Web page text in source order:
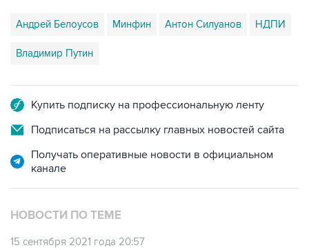
Андрей Белоусов Минфин Антон Силуанов НДПИ
Владимир Путин
Купить подписку на профессиональную ленту
Подписаться на рассылку главных новостей сайта
Получать оперативные новости в официальном
канале
НОВОСТИ ПО ТЕМЕ
15 сентября 2021 года 20:57